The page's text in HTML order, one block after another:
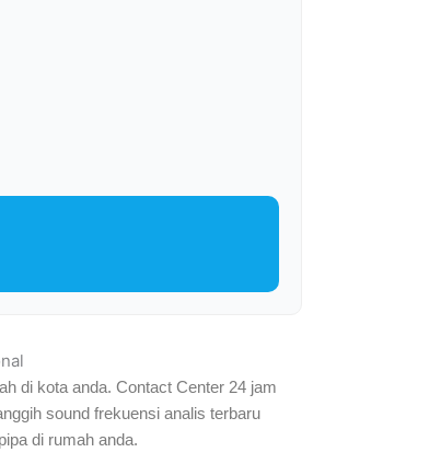
di kota anda. Contact Center 24 jam
sound frekuensi analis terbaru
di rumah anda.